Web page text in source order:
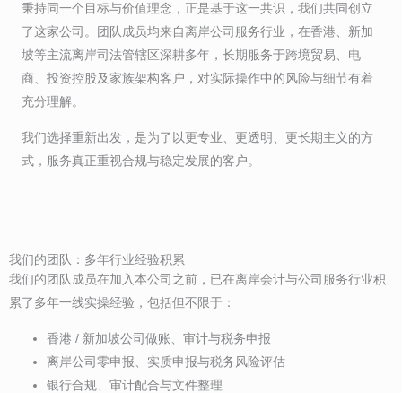
秉持同一个目标与价值理念，正是基于这一共识，我们共同创立
了这家公司。团队成员均来自离岸公司服务行业，在香港、新加
坡等主流离岸司法管辖区深耕多年，长期服务于跨境贸易、电
商、投资控股及家族架构客户，对实际操作中的风险与细节有着
充分理解。
我们选择重新出发，是为了以更专业、更透明、更长期主义的方
式，服务真正重视合规与稳定发展的客户。
我们的团队：多年行业经验积累
我们的团队成员在加入本公司之前，已在离岸会计与公司服务行业积
累了多年一线实操经验，包括但不限于：
香港 / 新加坡公司做账、审计与税务申报
离岸公司零申报、实质申报与税务风险评估
银行合规、审计配合与文件整理